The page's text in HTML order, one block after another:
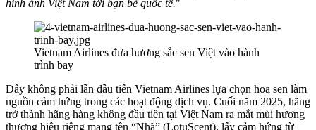
hình ảnh Việt Nam tới bạn bè quốc tế."
Vietnam Airlines đưa hương sắc sen Việt vào hành
trình bay
Đây không phải lần đầu tiên Vietnam Airlines lựa chọn hoa sen làm
nguồn cảm hứng trong các hoạt động dịch vụ. Cuối năm 2025, hãng
trở thành hãng hàng không đầu tiên tại Việt Nam ra mắt mùi hương
thương hiệu riêng mang tên “Nhã” (LotuScent), lấy cảm hứng từ